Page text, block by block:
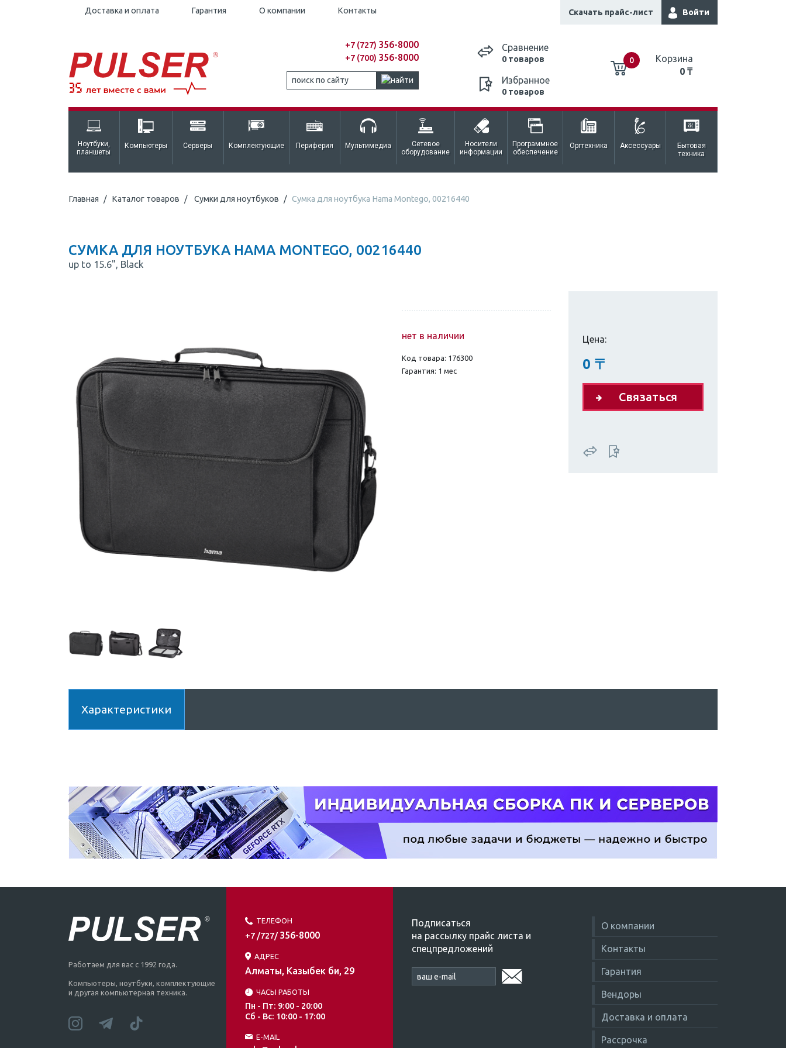
Доставка и оплата Гарантия О компании Контакты Скачать прайс-лист Войти
+7 (727) 356-8000
+7 (700) 356-8000
Сравнение
0 товаров
Избранное
0 товаров
0
Корзина
0 ₸
0 ₸
Ноутбуки,
планшеты
Компьютеры Серверы Комплектующие Периферия Мультимедиа
Сетевое
оборудование
Носители
информации
Программное
обеспечение
Оргтехника Аксессуары
Бытовая
техника
Главная Каталог товаров Сумки для ноутбуков Сумка для ноутбука Hama Montego, 00216440
СУМКА ДЛЯ НОУТБУКА HAMA MONTEGO, 00216440
up to 15.6", Black
нет в наличии
Код товара: 176300
Гарантия: 1 мес
Цена:
0 〒
Связаться
Характеристики
Работаем для вас с 1992 года.
Компьютеры, ноутбуки, комплектующие
и другая компьютерная техника.
ТЕЛЕФОН
+7 /727/ 356-8000
АДРЕС
Алматы, Казыбек би, 29
ЧАСЫ РАБОТЫ
Пн - Пт: 9:00 - 20:00
Сб - Вс: 10:00 - 17:00
E-MAIL
Подписаться
на рассылку прайс листа и
спецпредложений
О компании
Контакты
Гарантия
Вендоры
Доставка и оплата
Рассрочка